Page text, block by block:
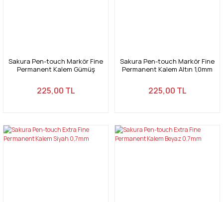
Sakura Pen-touch Markör Fine
Permanent Kalem Gümüş
225,00 TL
Sakura Pen-touch Markör Fine
Permanent Kalem Altın 1,0mm
225,00 TL